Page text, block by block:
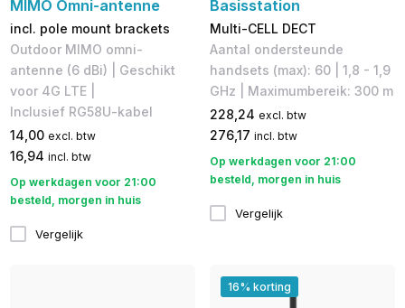
MIMO Omni-antenne
incl. pole mount brackets
Outdoor MIMO omni-
antenne (6 dBi) | Geschikt
voor 4G LTE |
Inclusief RG58U-kabel
14,00 excl. btw
16,94 incl. btw
Op werkdagen voor 21:00
besteld, morgen in huis
Vergelijk
Basisstation
Multi-CELL DECT
Aantal ondersteunde
handsets (max): 60 | 1,8 - 1,9
GHz | Maximumbereik: 300 m
228,24 excl. btw
276,17 incl. btw
Op werkdagen voor 21:00
besteld, morgen in huis
Vergelijk
16% korting